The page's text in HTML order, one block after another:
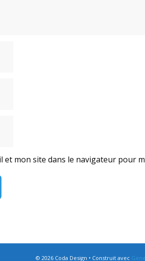
et mon site dans le navigateur pour
© 2026 Coda Design • Construit avec